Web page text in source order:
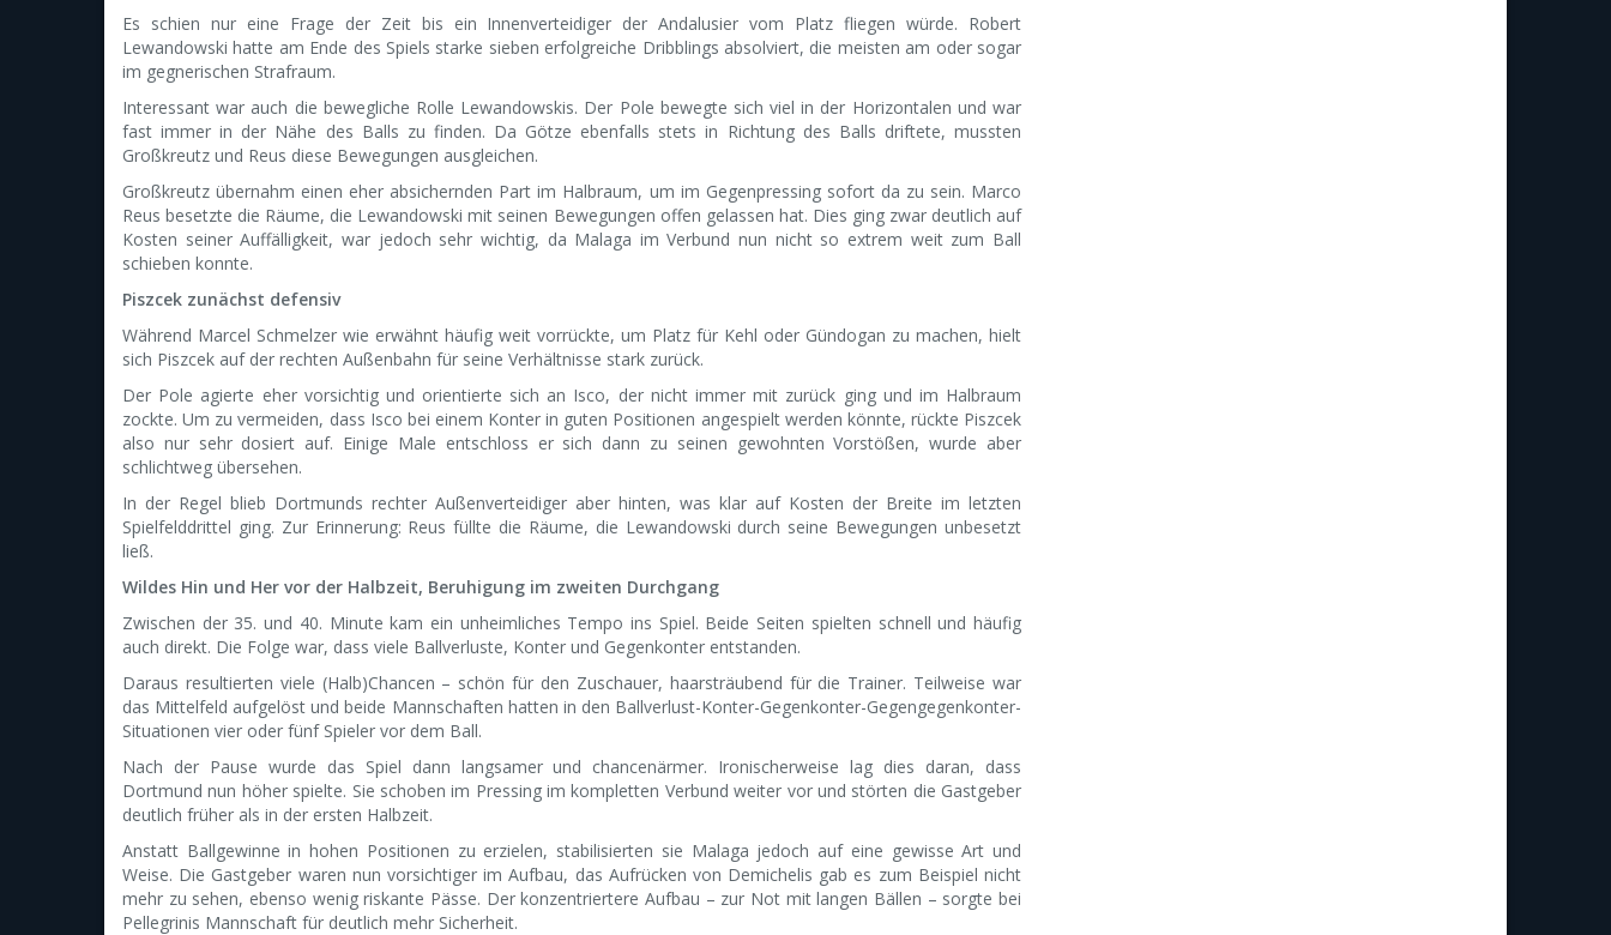
Es schien nur eine Frage der Zeit bis ein Innenverteidiger der Andalusier vom Platz fliegen würde. Robert
Lewandowski hatte am Ende des Spiels starke sieben erfolgreiche Dribblings absolviert, die meisten am oder sogar
im gegnerischen Strafraum.
Interessant war auch die bewegliche Rolle Lewandowskis. Der Pole bewegte sich viel in der Horizontalen und war
fast immer in der Nähe des Balls zu finden. Da Götze ebenfalls stets in Richtung des Balls driftete, mussten
Großkreutz und Reus diese Bewegungen ausgleichen.
Großkreutz übernahm einen eher absichernden Part im Halbraum, um im Gegenpressing sofort da zu sein. Marco
Reus besetzte die Räume, die Lewandowski mit seinen Bewegungen offen gelassen hat. Dies ging zwar deutlich auf
Kosten seiner Auffälligkeit, war jedoch sehr wichtig, da Malaga im Verbund nun nicht so extrem weit zum Ball
schieben konnte.
Piszcek zunächst defensiv
Während Marcel Schmelzer wie erwähnt häufig weit vorrückte, um Platz für Kehl oder Gündogan zu machen, hielt
sich Piszcek auf der rechten Außenbahn für seine Verhältnisse stark zurück.
Der Pole agierte eher vorsichtig und orientierte sich an Isco, der nicht immer mit zurück ging und im Halbraum
zockte. Um zu vermeiden, dass Isco bei einem Konter in guten Positionen angespielt werden könnte, rückte Piszcek
also nur sehr dosiert auf. Einige Male entschloss er sich dann zu seinen gewohnten Vorstößen, wurde aber
schlichtweg übersehen.
In der Regel blieb Dortmunds rechter Außenverteidiger aber hinten, was klar auf Kosten der Breite im letzten
Spielfelddrittel ging. Zur Erinnerung: Reus füllte die Räume, die Lewandowski durch seine Bewegungen unbesetzt
ließ.
Wildes Hin und Her vor der Halbzeit, Beruhigung im zweiten Durchgang
Zwischen der 35. und 40. Minute kam ein unheimliches Tempo ins Spiel. Beide Seiten spielten schnell und häufig
auch direkt. Die Folge war, dass viele Ballverluste, Konter und Gegenkonter entstanden.
Daraus resultierten viele (Halb)Chancen – schön für den Zuschauer, haarsträubend für die Trainer. Teilweise war
das Mittelfeld aufgelöst und beide Mannschaften hatten in den Ballverlust-Konter-Gegenkonter-Gegengegenkonter-
Situationen vier oder fünf Spieler vor dem Ball.
Nach der Pause wurde das Spiel dann langsamer und chancenärmer. Ironischerweise lag dies daran, dass
Dortmund nun höher spielte. Sie schoben im Pressing im kompletten Verbund weiter vor und störten die Gastgeber
deutlich früher als in der ersten Halbzeit.
Anstatt Ballgewinne in hohen Positionen zu erzielen, stabilisierten sie Malaga jedoch auf eine gewisse Art und
Weise. Die Gastgeber waren nun vorsichtiger im Aufbau, das Aufrücken von Demichelis gab es zum Beispiel nicht
mehr zu sehen, ebenso wenig riskante Pässe. Der konzentriertere Aufbau – zur Not mit langen Bällen – sorgte bei
Pellegrinis Mannschaft für deutlich mehr Sicherheit.